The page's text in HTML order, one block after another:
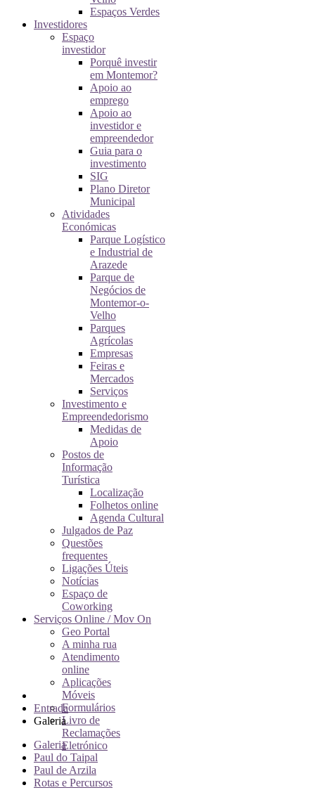
Espaços Verdes
Investidores
Espaço
investidor
Porquê investir
em Montemor?
Apoio ao
emprego
Apoio ao
investidor e
empreendedor
Guia para o
investimento
SIG
Plano Diretor
Municipal
Atividades
Económicas
Parque Logístico
e Industrial de
Arazede
Parque de
Negócios de
Montemor-o-
Velho
Parques
Agrícolas
Empresas
Feiras e
Mercados
Serviços
Investimento e
Empreendedorismo
Medidas de
Apoio
Postos de
Informação
Turística
Localização
Folhetos online
Agenda Cultural
Julgados de Paz
Questões
frequentes
Ligações Úteis
Notícias
Espaço de
Coworking
Serviços Online / Mov On
Geo Portal
A minha rua
Atendimento
online
Aplicações
Móveis
Formulários
Livro de
Reclamações
Eletrónico
Entrada
Galeria
Galeria
Paul do Taipal
Paul de Arzila
Rotas e Percursos